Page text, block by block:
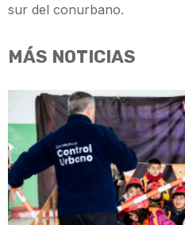
sur del conurbano.
MÁS NOTICIAS